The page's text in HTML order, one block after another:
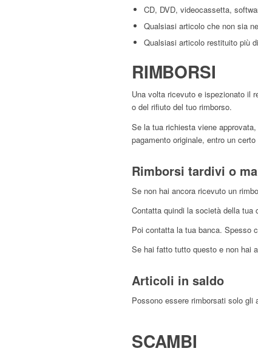
CD, DVD, videocassetta,
Qualsiasi articolo che non sia
Qualsiasi articolo restituito più
RIMBORSI
Una volta ricevuto e ispezionato il
o del rifiuto del tuo rimborso.
Se la tua richiesta viene
pagamento originale, entro un
Rimborsi tardivi o
Se non hai ancora ricevuto un
Contatta quindi la società della tua
Poi contatta la tua banca. Spesso
Se hai fatto tutto questo e non hai
Articoli in saldo
Possono essere rimborsati solo
SCAMBI